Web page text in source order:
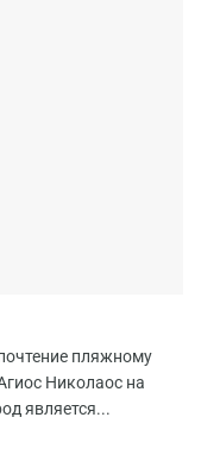
пляжному
Николаос на
является...